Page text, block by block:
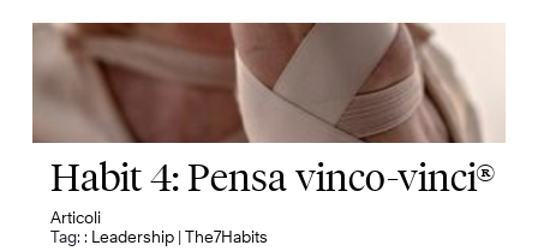
Habit 4: Pensa vinco-vinci®
Articoli
Tag: : Leadership |The7Habits